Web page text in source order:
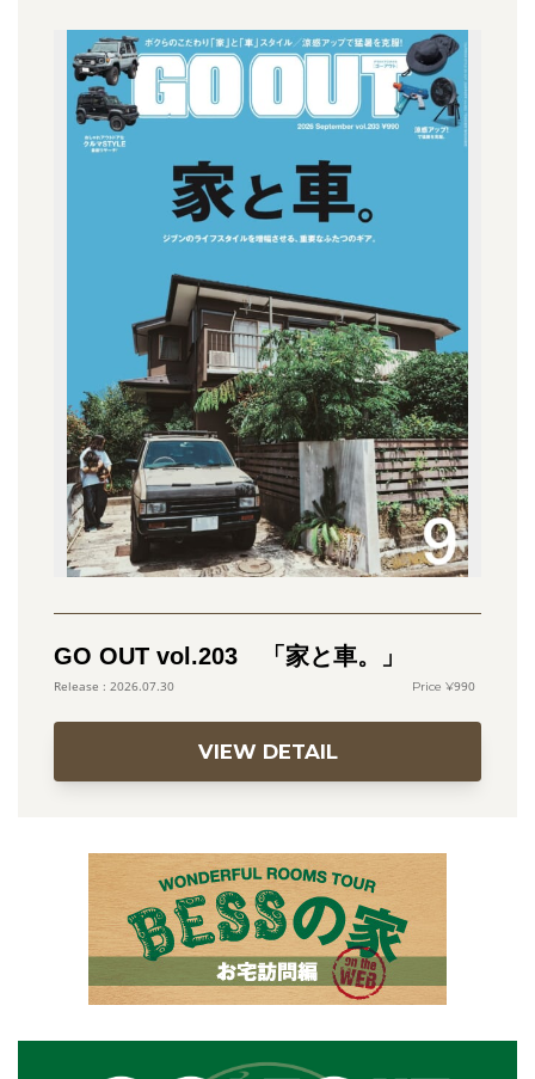
GO OUT vol.203 「家と車。」
2026.07.30 990
VIEW DETAIL